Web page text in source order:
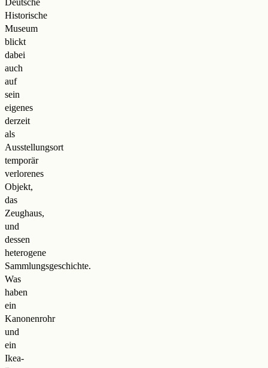
Historische
Museum
blickt
dabei
auch
auf
sein
eigenes
derzeit
als
Ausstellungsort
temporär
verlorenes
Objekt,
das
Zeughaus,
und
dessen
heterogene
Sammlungsgeschichte.
Was
haben
ein
Kanonenrohr
und
ein
Ikea-